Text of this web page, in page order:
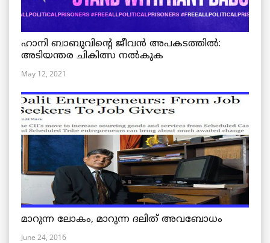
ഹാനി ബാബുവിന്റെ ജീവൻ അപകടത്തിൽ:
അടിയന്തര ചികിത്സ നൽകുക
May 12, 2021
മാറുന്ന ലോകം, മാറുന്ന ദലിത് അവബോധം
June 24, 2016